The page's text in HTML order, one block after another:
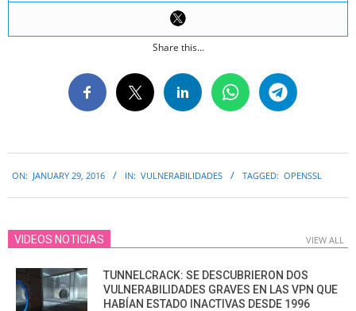
Share this...
01-
29
ON: JANUARY 29, 2016 IN: VULNERABILIDADES TAGGED: OPENSSL
VIDEOS NOTICIAS VIEW ALL
TUNNELCRACK: SE DESCUBRIERON DOS
VULNERABILIDADES GRAVES EN LAS VPN QUE
HABÍAN ESTADO INACTIVAS DESDE 1996